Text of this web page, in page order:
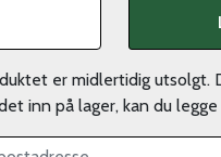
er midlertidig utsolgt.
inn på lager, kan du